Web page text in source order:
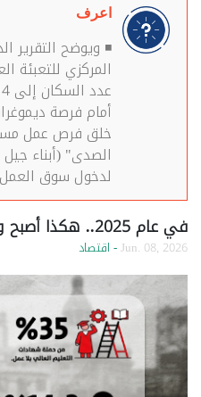
اعرف
◾ ويوضح التقرير
المركزي للتعبئة
أمام فرصة
خلق فرص عمل
الصدى" (أبناء جيل
لدخول سوق
في عام 2025.. هكذا أصبح وضع سوق العمل؟
Jun. 08, 2026- اقتصاد